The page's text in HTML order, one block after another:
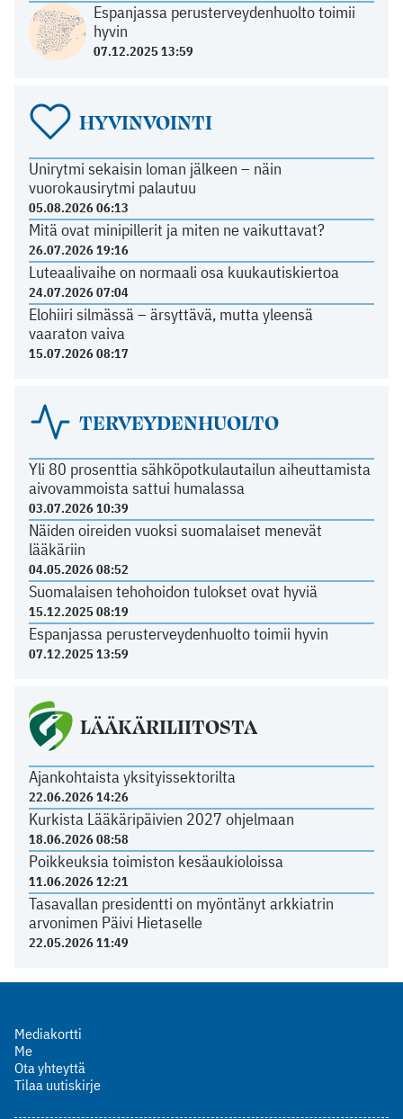
Espanjassa perusterveydenhuolto toimii
hyvin
07.12.2025 13:59
HYVINVOINTI
Unirytmi sekaisin loman jälkeen – näin
vuorokausirytmi palautuu
05.08.2026 06:13
Mitä ovat minipillerit ja miten ne vaikuttavat?
26.07.2026 19:16
Luteaalivaihe on normaali osa kuukautiskiertoa
24.07.2026 07:04
Elohiiri silmässä – ärsyttävä, mutta yleensä
vaaraton vaiva
15.07.2026 08:17
TERVEYDENHUOLTO
Yli 80 prosenttia sähköpotkulautailun aiheuttamista
aivovammoista sattui humalassa
03.07.2026 10:39
Näiden oireiden vuoksi suomalaiset menevät
lääkäriin
04.05.2026 08:52
Suomalaisen tehohoidon tulokset ovat hyviä
15.12.2025 08:19
Espanjassa perusterveydenhuolto toimii hyvin
07.12.2025 13:59
LÄÄKÄRILIITOSTA
Ajankohtaista yksityissektorilta
22.06.2026 14:26
Kurkista Lääkäripäivien 2027 ohjelmaan
18.06.2026 08:58
Poikkeuksia toimiston kesäaukioloissa
11.06.2026 12:21
Tasavallan presidentti on myöntänyt arkkiatrin
arvonimen Päivi Hietaselle
22.05.2026 11:49
Mediakortti
Me
Ota yhteyttä
Tilaa uutiskirje